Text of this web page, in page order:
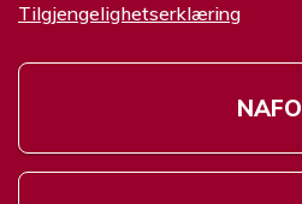
Tilgjengelighetserklæring
NAFO